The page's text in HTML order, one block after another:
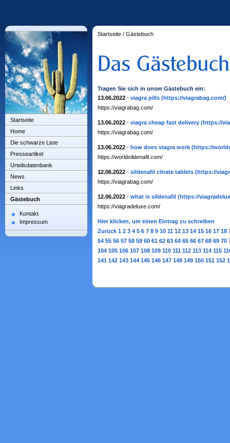
Startseite
Home
Die schwarze Liste
Presseartikel
Urteilsdatenbank
News
Links
Gästebuch
Kontakt
Impressum
Startseite / Gästebuch
Tragen Sie sich in unser Gästebuch ein:
13.06.2022 - viagra pills (https://viagrabag.com/)
https://viagrabag.com/
13.06.2022 - viagra cheap fast delivery (https://
https://viagrabag.com/
13.06.2022 - how does viagra work (https://
https://worldsildenafil.com/
12.06.2022 - sildenafil citrate tablets (https://
https://viagrabag.com/
12.06.2022 - what is sildenafil (https://
https://viagradeluxe.com/
Hier klicken, um einen Eintrag zu schreiben
Zurück 1 2 3 4 5 6 7 8 9 10 11 12 13 14 15 16 17 18
54 55 56 57 58 59 60 61 62 63 64 65 66 67 68 69 70
104 105 106 107 108 109 110 111 112 113 114 115
141 142 143 144 145 146 147 148 149 150 151 152